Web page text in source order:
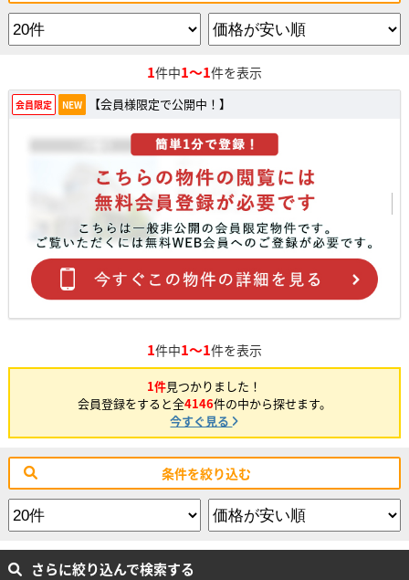
1件中1～1件を表示
会員限定 NEW 【会員様限定で公開中！】
1件中1～1件を表示
1件見つかりました！
会員登録をすると全4146件の中から探せます。
今すぐ見る
条件を絞り込む
さらに絞り込んで検索する